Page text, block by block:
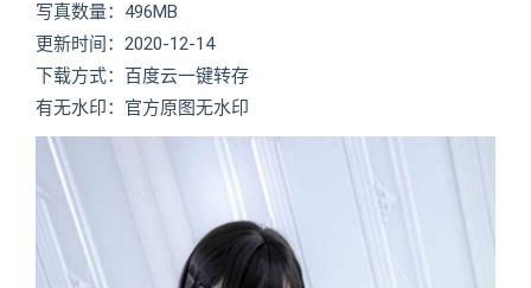
写真数量：496MB
更新时间：2020-12-14
下载方式：百度云一键转存
有无水印：官方原图无水印